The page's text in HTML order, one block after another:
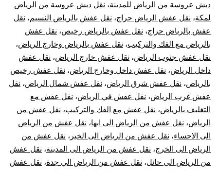
دبش عروسة من الرياض للمدينة، نقل دبش عروسة من الرياض
لمكة، نقل عفش الرياض حراج، نقل عفش بالرياض النسيم، نقل
عفش بالرياض حراج، نقل عفش بالرياض رخيص، نقل عفش
بالرياض مع الفك والتركيب، نقل عفش بالرياض وخارج الرياض،
نقل عفش جنوب الرياض، نقل عفش خارج الرياض، نقل عفش
داخل الرياض، نقل عفش داخل وخارج الرياض، نقل عفش رخيص
بالرياض، نقل عفش شرق الرياض، نقل عفش شمال الرياض، نقل
عفش غرب الرياض، نقل عفش في الرياض، نقل عفش مع
التغليف بالرياض، نقل عفش مع الفك والتركيب، نقل عفش من
الرياض، نقل عفش من الرياض الى ابها، نقل عفش من الرياض
الى الاحساء، نقل عفش من الرياض الى الخبر ، نقل عفش من
الرياض الى الخرج، نقل عفش من الرياض الى المدينة، نقل عفش
من الرياض الى حائل، نقل عفش من الرياض الي جدة، نقل عفش